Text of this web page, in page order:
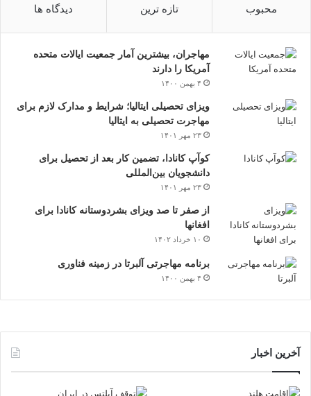
محبوب تازه ترین دیدگاه ها
مهاجران، بیشترین آمار جمعیت ایالات متحده
آمریکا را دارند
۴ بهمن ۱۴۰۰
ویزای تحصیلی ایتالیا؛ شرایط و مدارک لازم برای
مهاجرت تحصیلی به ایتالیا
۲۳ مهر ۱۴۰۱
کوآپ کانادا، تضمین کار بعد از تحصیل برای
دانشجویان بین‌المللی
۲۳ مهر ۱۴۰۱
از صفر تا صد ویزای بشردوستانه کانادا برای
افغانها
۱۰ خرداد ۱۴۰۲
برنامه مهاجرتی آلبرتا در زمینه فناوری
۴ بهمن ۱۴۰۰
آخرین اخبار